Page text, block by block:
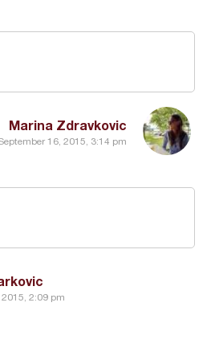
Marina Zdravkovic
16, 2015, 3:14 pm
2:09 pm